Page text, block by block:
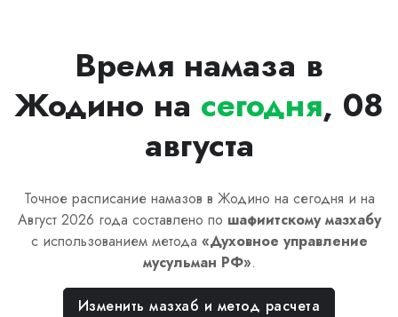
Время намаза в
Жодино на сегодня, 08
августа
Точное расписание намазов в Жодино на сегодня и на
Август 2026 года составлено по шафиитскомумазхабу
с использованием метода «Духовное управление
мусульман РФ».
Изменить мазхаб и метод расчета